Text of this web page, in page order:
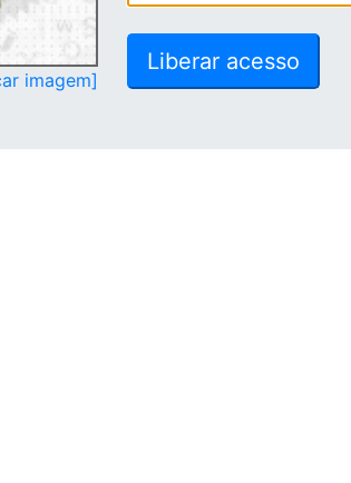
imagem]